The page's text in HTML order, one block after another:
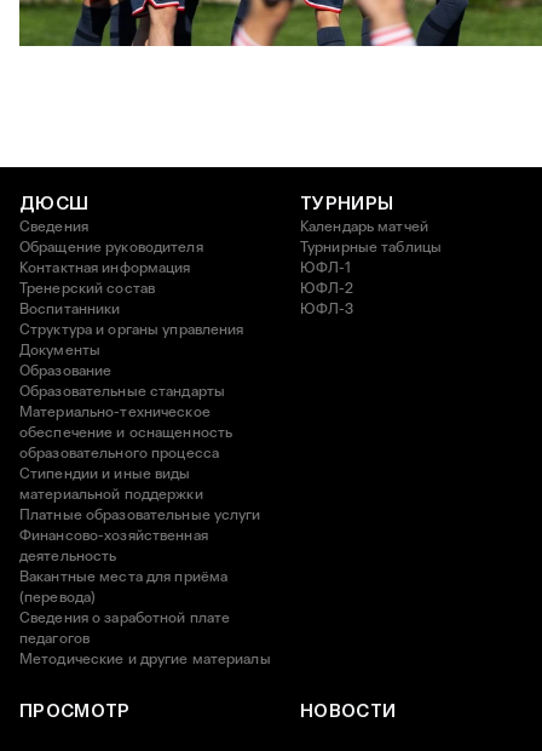
ЮФЛ: Московское дерби на «Октябре»
3 АВГУСТА 2026 14:15
ДЮСШ
Сведения
Обращение руководителя
Контактная информация
Тренерский состав
Воспитанники
Структура и органы управления
Документы
Образование
Образовательные стандарты
Материально-техническое
обеспечение и оснащенность
образовательного процесса
Стипендии и иные виды
материальной поддержки
Платные образовательные услуги
Финансово-хозяйственная
деятельность
Вакантные места для приёма
(перевода)
Сведения о заработной плате
педагогов
Методические и другие материалы
ТУРНИРЫ
Календарь матчей
Турнирные таблицы
ЮФЛ-1
ЮФЛ-2
ЮФЛ-3
ПРОСМОТР НОВОСТИ